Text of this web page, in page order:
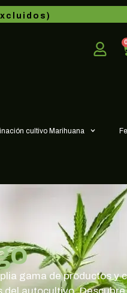
0
cultivo Marihuana
gama de productos y